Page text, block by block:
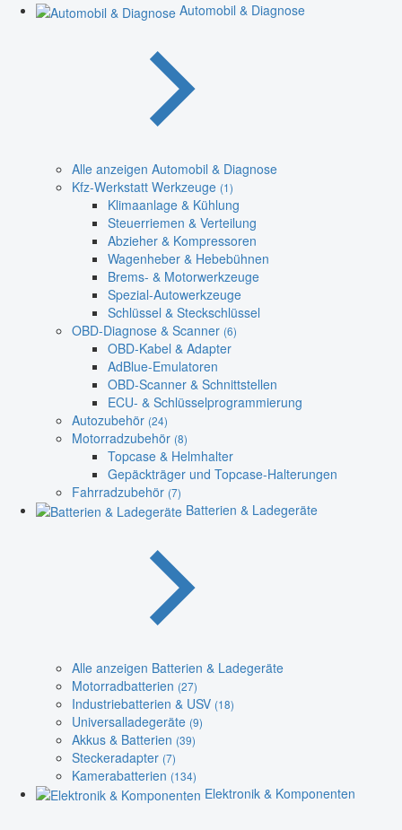
Automobil & Diagnose
Alle anzeigen Automobil & Diagnose
Kfz-Werkstatt Werkzeuge (1)
Klimaanlage & Kühlung
Steuerriemen & Verteilung
Abzieher & Kompressoren
Wagenheber & Hebebühnen
Brems- & Motorwerkzeuge
Spezial-Autowerkzeuge
Schlüssel & Steckschlüssel
OBD-Diagnose & Scanner (6)
OBD-Kabel & Adapter
AdBlue-Emulatoren
OBD-Scanner & Schnittstellen
ECU- & Schlüsselprogrammierung
Autozubehör (24)
Motorradzubehör (8)
Topcase & Helmhalter
Gepäckträger und Topcase-Halterungen
Fahrradzubehör (7)
Batterien & Ladegeräte
Alle anzeigen Batterien & Ladegeräte
Motorradbatterien (27)
Industriebatterien & USV (18)
Universalladegeräte (9)
Akkus & Batterien (39)
Steckeradapter (7)
Kamerabatterien (134)
Elektronik & Komponenten